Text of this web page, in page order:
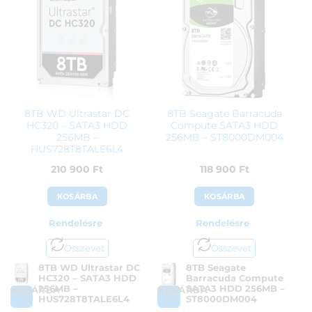
8TB WD Ultrastar DC
HC320 – SATA3 HDD
256MB –
HUS728T8TALE6L4
210 900 Ft
KOSÁRBA
Rendelésre
Összevet
KOSÁRBA
8TB WD Ultrastar DC
HC320 – SATA3 HDD
256MB –
HUS728T8TALE6L4
8TB Seagate Barracuda
Compute SATA3 HDD
256MB – ST8000DM004
118 900 Ft
KOSÁRBA
Rendelésre
Összevet
KOSÁRBA
8TB Seagate
Barracuda Compute
SATA3 HDD 256MB –
ST8000DM004